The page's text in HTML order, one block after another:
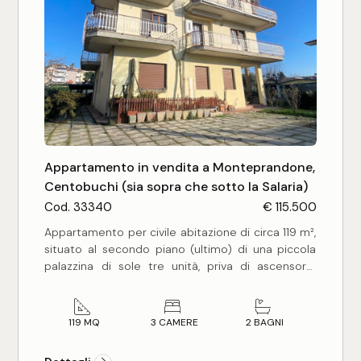
Ideale per qualsiasi tipo di attività sia
commerciale, professionale, ufficio che richieda
comodità, visibilità ed esposizione.
Appartamento in vendita a Monteprandone,
Centobuchi (sia sopra che sotto la Salaria)
Cod. 33340 € 115.500
Appartamento per civile abitazione di circa 119 m²,
situato al secondo piano (ultimo) di una piccola
palazzina di sole tre unità, priva di ascensore.
distribuzione funzionale degli ambienti, offrendo
un ingresso su un ampio corridoio, un luminoso
camere matrimoniali, due bagni entrambi
119 MQ 3 CAMERE 2 BAGNI